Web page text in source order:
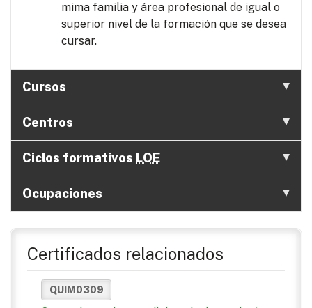
mima familia y área profesional de igual o
superior nivel de la formación que se desea
cursar.
Cursos
Centros
Ciclos formativos LOE
Ocupaciones
Certificados relacionados
QUIM0309